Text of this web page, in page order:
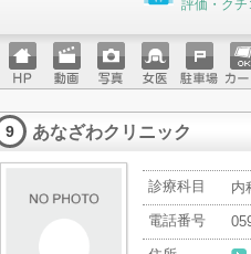
評価・クチ
ホーム
ページ
動画 写真 女医 駐車場ク
ッ
9 あなざわクリニック
診療科目
内
電話番号